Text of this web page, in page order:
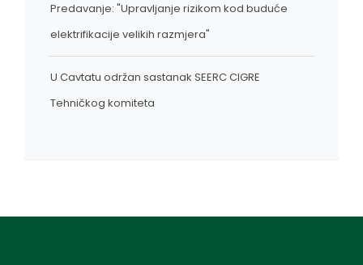
Predavanje: "Upravljanje rizikom kod buduće
elektrifikacije velikih razmjera"
U Cavtatu održan sastanak SEERC CIGRE
Tehničkog komiteta